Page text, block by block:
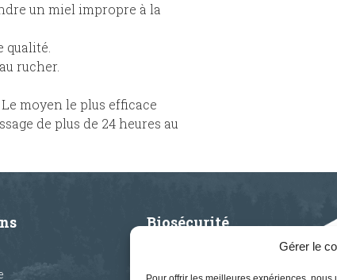
Gérer le
un miel impropre à la
qualité.
rucher.
moyen le plus efficace
de plus de 24 heures au
Biosécurité